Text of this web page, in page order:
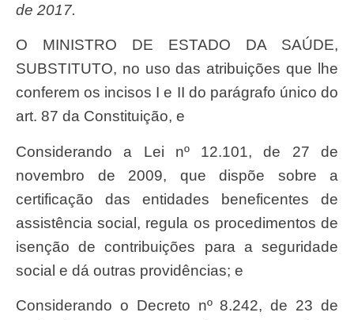
de 2017.
O MINISTRO DE ESTADO DA SAÚDE,
SUBSTITUTO, no uso das atribuições que lhe
conferem os incisos I e II do parágrafo único do
art. 87 da Constituição, e
Considerando a Lei nº 12.101, de 27 de
novembro de 2009, que dispõe sobre a
certificação das entidades beneficentes de
assistência social, regula os procedimentos de
isenção de contribuições para a seguridade
social e dá outras providências; e
Considerando o Decreto nº 8.242, de 23 de